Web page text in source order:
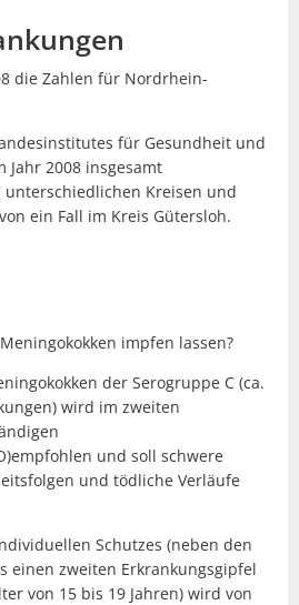
die Zahlen für Nordrhein-
für Gesundheit und
Jahr 2008 insgesamt
unterschiedlichen Kreisen und
ein Fall im Kreis Gütersloh.
impfen lassen?
der Serogruppe C (ca.
wird im zweiten
und soll schwere
und tödliche Verläufe
Schutzes (neben den
einen zweiten Erkrankungsgipfel
von 15 bis 19 Jahren) wird von